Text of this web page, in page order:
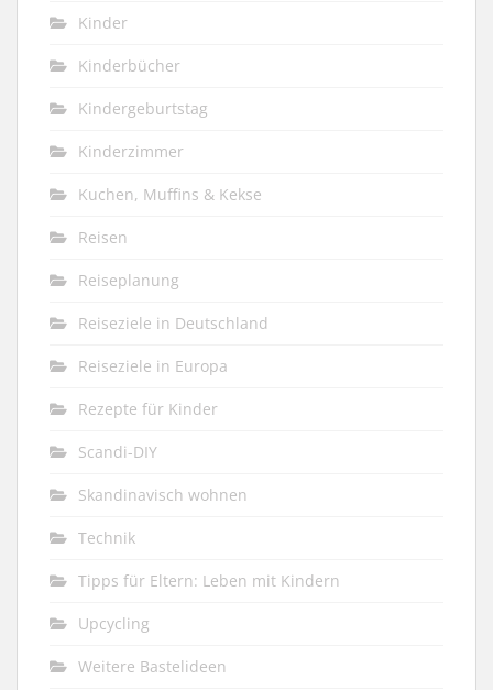
Kinder
Kinderbücher
Kindergeburtstag
Kinderzimmer
Kuchen, Muffins & Kekse
Reisen
Reiseplanung
Reiseziele in Deutschland
Reiseziele in Europa
Rezepte für Kinder
Scandi-DIY
Skandinavisch wohnen
Technik
Tipps für Eltern: Leben mit Kindern
Upcycling
Weitere Bastelideen